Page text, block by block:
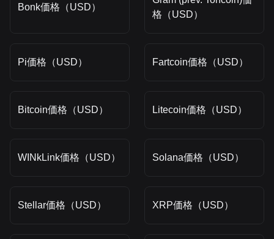
Bonk価格（USD）
格（USD）
Pi価格（USD） Fartcoin価格（USD）
Bitcoin価格（USD） Litecoin価格（USD）
WINkLink価格（USD） Solana価格（USD）
Stellar価格（USD） XRP価格（USD）